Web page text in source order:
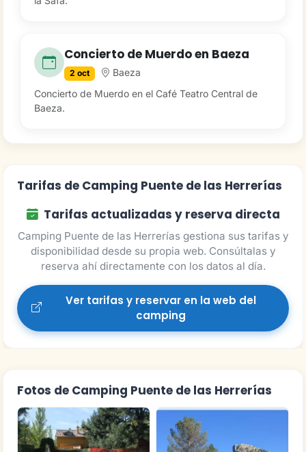
Concierto de Muerdo en Baeza
2 oct
Baeza
Concierto de Muerdo en el Café Teatro Central de
Baeza.
Tarifas de Camping Puente de las Herrerías
Tarifas actualizadas y reserva directa
Camping Puente de las Herrerías gestiona sus tarifas y
disponibilidad desde su propia web. Consúltalas y
reserva ahí directamente con los datos al día.
Ver tarifas y reservar en la web del
camping
Fotos de Camping Puente de las Herrerías